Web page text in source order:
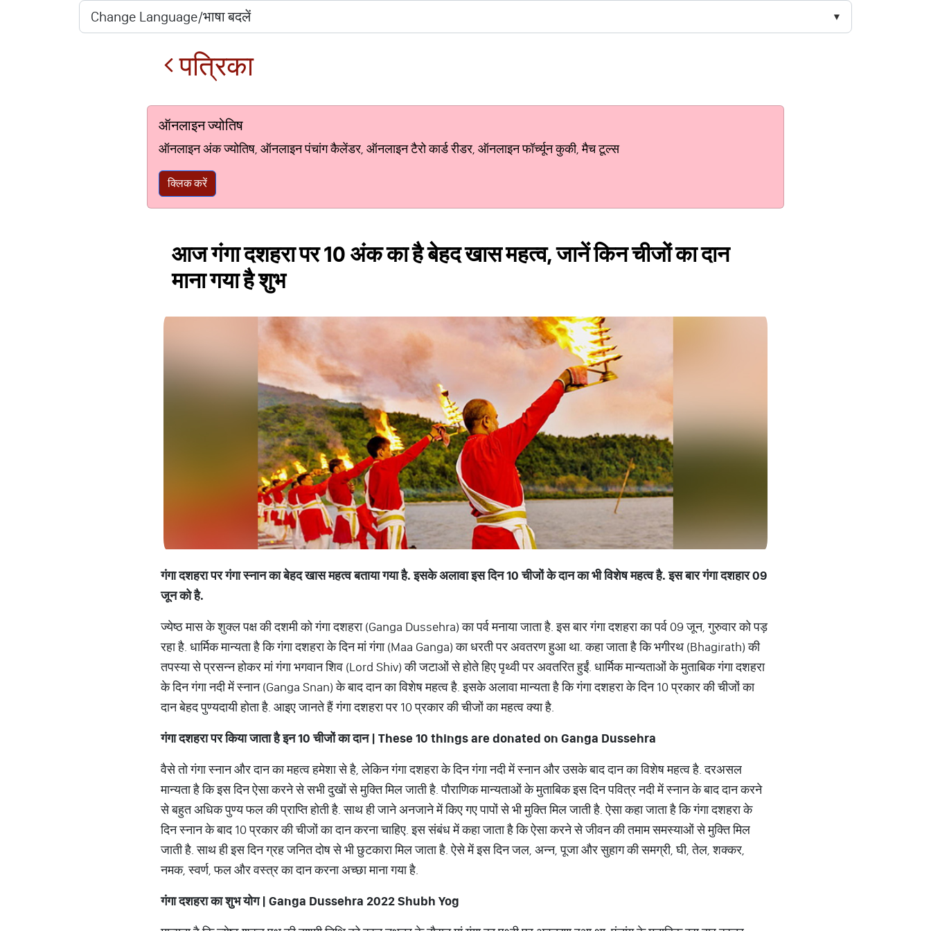
पत्रिका
ऑनलाइन ज्योतिष
ऑनलाइन अंक ज्योतिष, ऑनलाइन पंचांग कैलेंडर, ऑनलाइन टैरो कार्ड रीडर, ऑनलाइन फॉर्च्यून कुकी, मैच टूल्स
क्लिक करें
आज गंगा दशहरा पर 10 अंक का है बेहद खास महत्व, जानें किन चीजों का दान
माना गया है शुभ
गंगादशहरापरगंगास्नानकाबेहदखासमहत्वबतायागयाहै.इसकेअलावाइसदिन10चीजोंकेदानकाभीविशेषमहत्वहै.इसबारगंगादशहार09
जूनकोहै.
ज्येष्ठ मास के शुक्ल पक्ष की दशमी को गंगा दशहरा (Ganga Dussehra) का पर्व मनाया जाता है. इस बार गंगा दशहरा का पर्व 09 जून, गुरुवार को पड़
रहा है. धार्मिक मान्यता है कि गंगा दशहरा के दिन मां गंगा (Maa Ganga) का धरती पर अवतरण हुआ था. कहा जाता है कि भगीरथ (Bhagirath) की
तपस्या से प्रसन्न होकर मां गंगा भगवान शिव (Lord Shiv) की जटाओं से होते हिए पृथ्वी पर अवतरित हुईं. धार्मिक मान्यताओं के मुताबिक गंगा दशहरा
के दिन गंगा नदी में स्नान (Ganga Snan) के बाद दान का विशेष महत्व है. इसके अलावा मान्यता है कि गंगा दशहरा के दिन 10 प्रकार की चीजों का
दान बेहद पुण्यदायी होता है. आइए जानते हैं गंगा दशहरा पर 10 प्रकार की चीजों का महत्व क्या है.
गंगादशहरापरकियाजाताहैइन10चीजोंकादान| These 10 things are donated on Ganga Dussehra
वैसे तो गंगा स्नान और दान का महत्व हमेशा से है, लेकिन गंगा दशहरा के दिन गंगा नदी में स्नान और उसके बाद दान का विशेष महत्व है. दरअसल
मान्यता है कि इस दिन ऐसा करने से सभी दुखों से मुक्ति मिल जाती है. पौराणिक मान्यताओं के मुताबिक इस दिन पवित्र नदी में स्नान के बाद दान करने
से बहुत अधिक पुण्य फल की प्राप्ति होती है. साथ ही जाने अनजाने में किए गए पापों से भी मुक्ति मिल जाती है. ऐसा कहा जाता है कि गंगा दशहरा के
दिन स्नान के बाद 10 प्रकार की चीजों का दान करना चाहिए. इस संबंध में कहा जाता है कि ऐसा करने से जीवन की तमाम समस्याओं से मुक्ति मिल
जाती है. साथ ही इस दिन ग्रह जनित दोष से भी छुटकारा मिल जाता है. ऐसे में इस दिन जल, अन्न, पूजा और सुहाग की समग्री, घी, तेल, शक्कर,
नमक, स्वर्ण, फल और वस्त्र का दान करना अच्छा माना गया है.
गंगादशहराकाशुभयोग| Ganga Dussehra 2022 Shubh Yog